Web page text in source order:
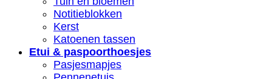
Notitieblokken
Kerst
Katoenen tassen
Etui & paspoorthoesjes
Pasjesmapjes